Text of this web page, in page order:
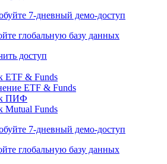
доступ
кредитов
7-дневный
глобальную базу данных
доступ
ETF & Funds
Mutual Funds